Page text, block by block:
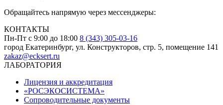
Обращайтесь напрямую через мессенджеры:
КОНТАКТЫ
Пн-Пт с 9:00 до 18:00 8 (343) 305-03-16
город Екатеринбург, ул. Конструкторов, стр. 5, помещение 141
zakaz@ecksert.ru
ЛАБОРАТОРИЯ
Лицензия и аккредитация
«РОСЭКОСИСТЕМА»
Сопроводительные документы